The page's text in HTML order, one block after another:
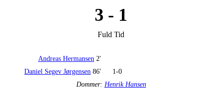
3 - 1
Fuld Tid
Andreas Hermansen 2'
Daniel Segev Jørgensen 86'
1-0
Dommer: Henrik Hansen